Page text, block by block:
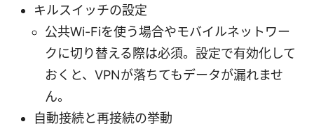
キルスイッチの設定
公共Wi-Fiを使う場合やモバイルネットワー
クに切り替える際は必須。設定で有効化して
おくと、VPNが落ちてもデータが漏れませ
ん。
自動接続と再接続の挙動